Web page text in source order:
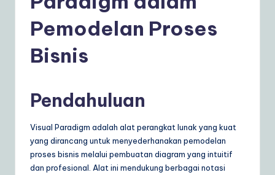
In
si
Pemodelan Proses
Bisnis
Pendahuluan
Visual Paradigm adalah alat perangkat lunak yang kuat
yang dirancang untuk menyederhanakan pemodelan
proses bisnis melalui pembuatan diagram yang intuitif
dan profesional. Alat ini mendukung berbagai notasi